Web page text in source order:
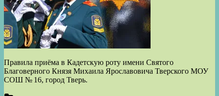
Правила приёма в Кадетскую роту имени Святого
Благоверного Князя Михаила Ярославовича Тверского МОУ
СОШ № 16, город Тверь.